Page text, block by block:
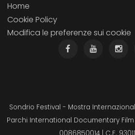
Home
Cookie Policy
Modifica le preferenze sui cookie
Sondrio Festival - Mostra
Parchi International Documentary Film